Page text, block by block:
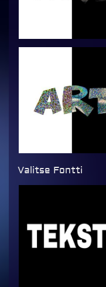
Valitse Fontti